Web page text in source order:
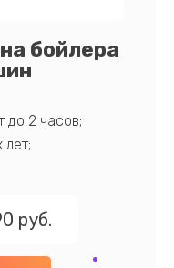
бойлера
до 2 часов;
руб.